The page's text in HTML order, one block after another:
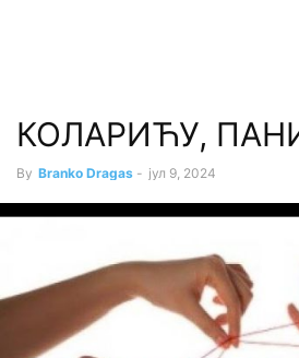
КОЛАРИЋУ,
By Branko Dragas - јул 9, 2024